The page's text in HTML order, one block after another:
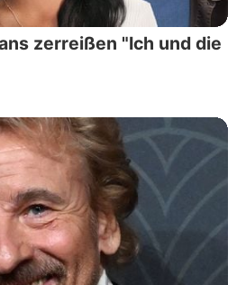
zerreißen "Ich und die